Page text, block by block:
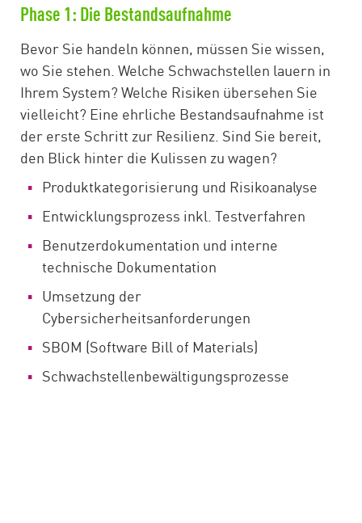
Phase 1: Die Bestandsaufnahme
Bevor Sie handeln können, müssen Sie wissen,
wo Sie stehen. Welche Schwachstellen lauern in
Ihrem System? Welche Risiken übersehen Sie
vielleicht? Eine ehrliche Bestandsaufnahme ist
der erste Schritt zur Resilienz. Sind Sie bereit,
den Blick hinter die Kulissen zu wagen?
Produktkategorisierung und Risikoanalyse
Entwicklungsprozess inkl. Testverfahren
Benutzerdokumentation und interne
technische Dokumentation
Umsetzung der
Cybersicherheitsanforderungen
SBOM (Software Bill of Materials)
Schwachstellenbewältigungsprozesse